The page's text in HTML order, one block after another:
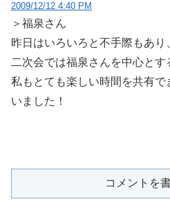
2009/12/12 4:40 PM
＞福泉さん
昨日はいろいろと不手際もあり
二次会では福泉さんを中心とす
私もとても楽しい時間を共有
いました！
コメントを